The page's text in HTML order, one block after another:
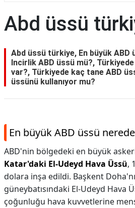
SAĞLIK
Abd üssü
Abd üssü türkiye, En büyük ABD
Incirlik ABD üssü mü?,
var?, Türkiyede kaç tane ABD
üssünü kullanıyor mu?
En büyük ABD üssü
ABD'nin bölgedeki en büyük
Katar'daki El-Udeyd Hava Üssü,
dolara inşa edildi. Başkent
güneybatısındaki El-Udeyd Hava
çoğunluğu hava kuvvetlerine